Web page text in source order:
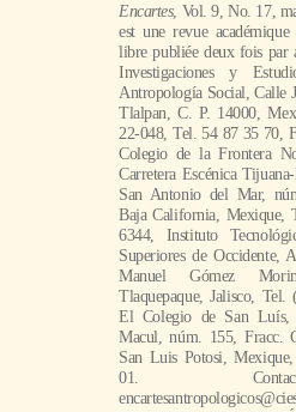
Encartes, Vol. 9, No. 17,
est une revue
libre publiée deux fois par
Investigaciones y
Antropología Social, Calle
Tlalpan, C. P. 14000,
22-048, Tel. 54 87 35 70,
Colegio de la Frontera
Carretera Escénica
San Antonio del Mar,
Baja California, Mexique,
6344, Instituto
Superiores de Occidente,
Manuel Gómez
Tlaquepaque, Jalisco,
El Colegio de San
Macul, núm. 155, Fracc.
San Luis Potosi,
01.